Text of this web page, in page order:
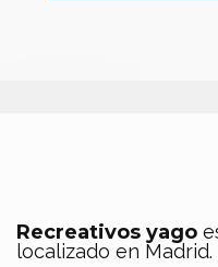
Recreativos yago
localizado en Madrid.